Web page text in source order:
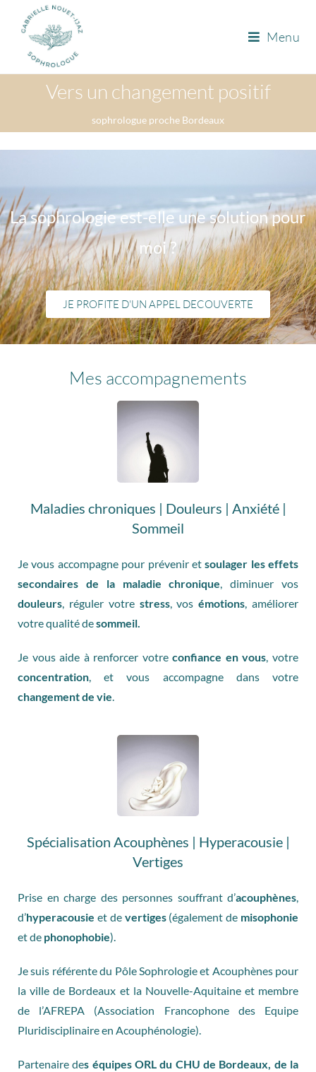
Menu
Vers un changement positif
sophrologue proche Bordeaux
La sophrologie est-elle une solution pour
moi ?
JE PROFITE D'UN APPEL DECOUVERTE
Mes accompagnements
Maladies chroniques | Douleurs | Anxiété |
Sommeil
Je vous accompagne pour prévenir etsoulager les effets
secondaires de la maladie chronique , diminuer vos
douleurs , réguler votre stress, vosémotions , améliorer
votre qualité desommeil.
Je vous aide à renforcer votreconfiance en vous , votre
concentration , et vous accompagne dans votre
changement de vie
Spécialisation Acouphènes | Hyperacousie |
Vertiges
Prise en charge des personnes souffrant d’acouphènes,
d’hyperacousie et de vertiges (également de misophonie
et de phonophobie).
Je suis référente du Pôle Sophrologie et Acouphènes pour
la ville de Bordeaux et la Nouvelle-Aquitaine et membre
de l’AFREPA (Association Francophone des Equipe
Pluridisciplinaire en Acouphénologie).
Partenaire des équipes ORL du CHU de Bordeaux, de la